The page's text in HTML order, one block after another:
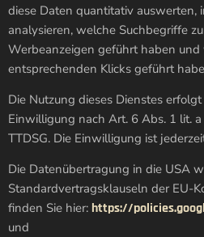
diese Daten quantitativ auswerten,
analysieren, welche Suchbegriffe
Werbeanzeigen geführt haben
entsprechenden Klicks geführt
Die Nutzung dieses Dienstes
Einwilligung nach Art. 6 Abs. 1 lit.
TTDSG. Die Einwilligung ist
Die Datenübertragung in die USA
Standardvertragsklauseln der EU-
finden Sie hier: https://
und